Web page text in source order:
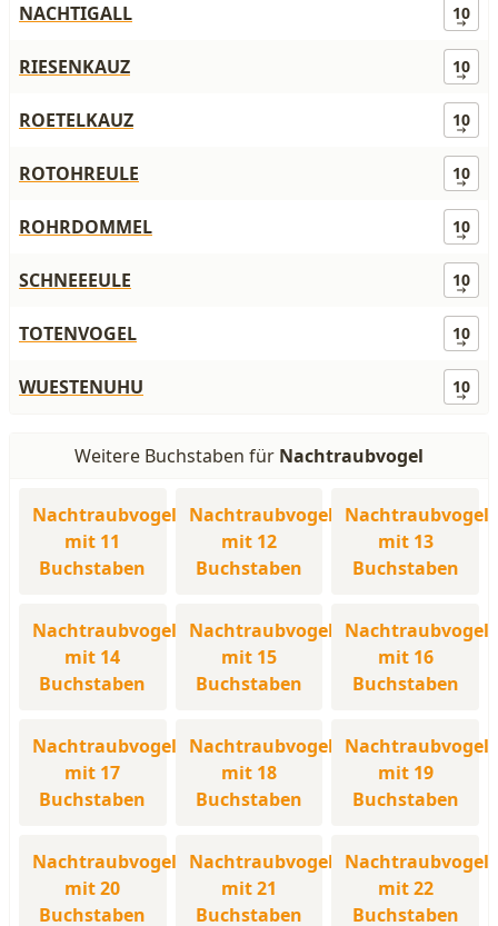
NACHTIGALL 10
RIESENKAUZ 10
ROETELKAUZ 10
ROTOHREULE 10
ROHRDOMMEL 10
SCHNEEEULE 10
TOTENVOGEL 10
WUESTENUHU 10
Weitere Buchstaben für Nachtraubvogel
Nachtraubvogel
mit 11
Buchstaben
Nachtraubvogel
mit 12
Buchstaben
Nachtraubvogel
mit 13
Buchstaben
Nachtraubvogel
mit 14
Buchstaben
Nachtraubvogel
mit 15
Buchstaben
Nachtraubvogel
mit 16
Buchstaben
Nachtraubvogel
mit 17
Buchstaben
Nachtraubvogel
mit 18
Buchstaben
Nachtraubvogel
mit 19
Buchstaben
Nachtraubvogel
mit 20
Buchstaben
Nachtraubvogel
mit 21
Buchstaben
Nachtraubvogel
mit 22
Buchstaben